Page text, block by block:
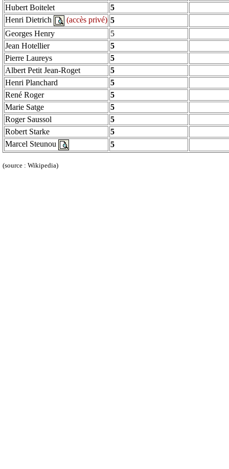
Hubert Boitelet
5
Henri Dietrich
(accès privé) 5
Georges Henry
5
Jean Hotellier
5
Pierre Laureys
5
Albert Petit Jean-Roget
5
Henri Planchard
5
René Roger
5
Marie Satge
5
Roger Saussol
5
Robert Starke
5
Marcel Steunou
5
(source : Wikipedia)